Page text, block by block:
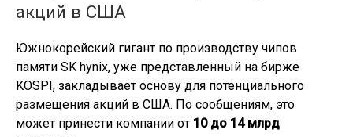
акций в США
Южнокорейский гигант по производству чипов
памяти SK hynix, уже представленный на бирже
KOSPI, закладывает основу для потенциального
размещения акций в США. По сообщениям, это
может принести компании от 10 до 14 млрд